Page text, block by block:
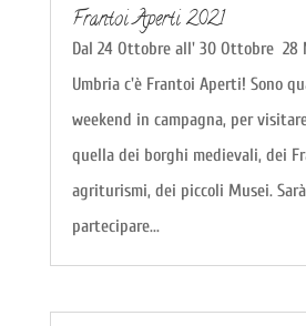
Frantoi Aperti 2021
Dal 24 Ottobre all' 30 Ottobre 28
Umbria c'è Frantoi Aperti! Sono
weekend in campagna, per
quella dei borghi medievali, dei
agriturismi, dei piccoli Musei. Sarà
partecipare...